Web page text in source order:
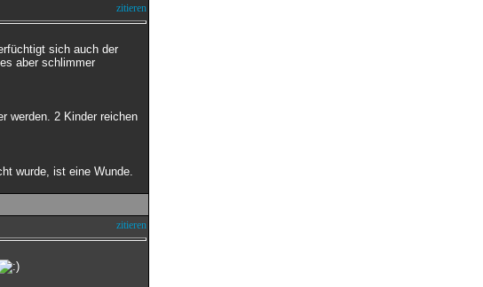
zitieren
sich auch der
aber schlimmer
werden. 2 Kinder reichen
wurde, ist eine Wunde.
zitieren